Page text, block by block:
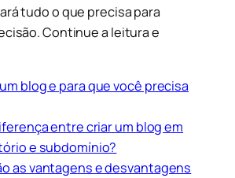
tudo o que precisa para
Continue a leitura e
blog e para que você precisa
entre criar um blog em
e subdomínio?
as vantagens e desvantagens